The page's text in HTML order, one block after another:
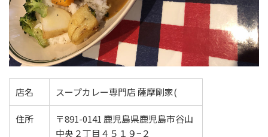
店名 スープカレー専門店 薩摩剛家(
住所
〒891-0141 鹿児島県鹿児島市谷山
中央２丁目４５１９−２